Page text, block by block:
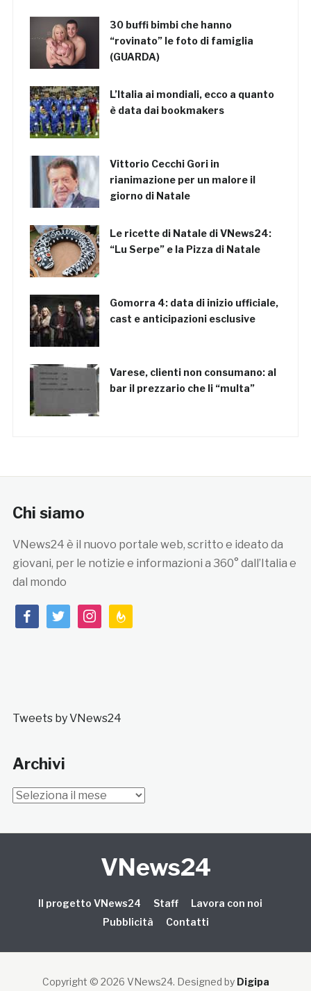
30 buffi bimbi che hanno
“rovinato” le foto di famiglia
(GUARDA)
L’Italia ai mondiali, ecco a quanto
è data dai bookmakers
Vittorio Cecchi Gori in
rianimazione per un malore il
giorno di Natale
Le ricette di Natale di VNews24:
“Lu Serpe” e la Pizza di Natale
Gomorra 4: data di inizio ufficiale,
cast e anticipazioni esclusive
Varese, clienti non consumano: al
bar il prezzario che li “multa”
Chi siamo
VNews24 è il nuovo portale web, scritto e ideato da
giovani, per le notizie e informazioni a 360° dall’Italia e
dal mondo
facebooktwitterinstagramfeedburner
Tweets by VNews24
Archivi
Archivi
VNews24
Il progetto VNews24 Staff
Lavora con noi
Pubblicità
Contatti
Copyright © 2026 VNews24. Designed by Digipa